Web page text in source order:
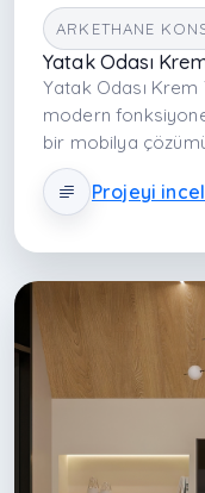
ARKETHANE
Yatak Odası
Yatak Odası Krem
modern
bir mobilya
yüzeyler, yatak
yaratır. Entegre
Tasarım, yatak
açıdan dengeli bir
Projeyi